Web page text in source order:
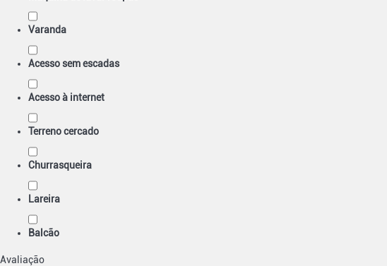
Varanda
Acesso sem escadas
Acesso à internet
Terreno cercado
Churrasqueira
Lareira
Balcão
Avaliação